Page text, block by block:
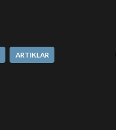
ARTIKLAR